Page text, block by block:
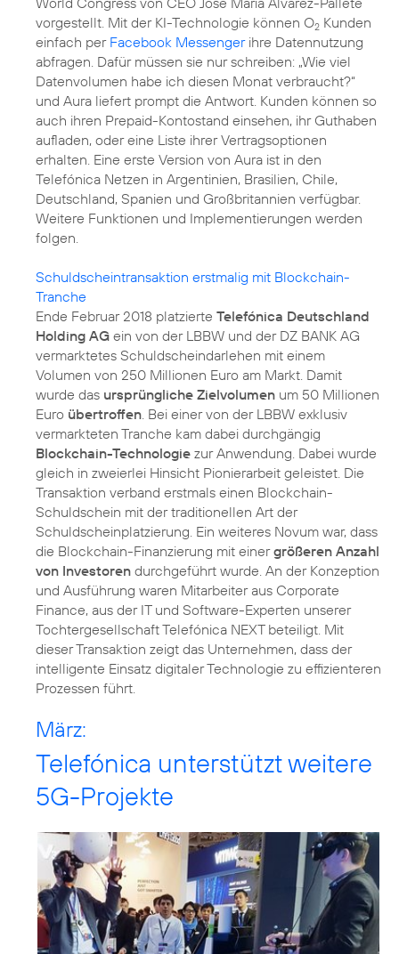
vorgestellt. Mit der KI-Technologie können O2 Kunden
einfach per Facebook Messengerihre Datennutzung
abfragen. Dafür müssen sie nur schreiben: „Wie viel
Datenvolumen habe ich diesen Monat verbraucht?“
und Aura liefert prompt die Antwort. Kunden können so
auch ihren Prepaid-Kontostand einsehen, ihr Guthaben
aufladen, oder eine Liste ihrer Vertragsoptionen
erhalten. Eine erste Version von Aura ist in den
Telefónica Netzen in Argentinien, Brasilien, Chile,
Deutschland, Spanien und Großbritannien verfügbar.
Weitere Funktionen und Implementierungen werden
folgen.
Schuldscheintransaktion erstmalig mit Blockchain-
Tranche
Ende Februar 2018 platzierte Telefónica Deutschland
Holding AG ein von der LBBW und der DZ BANK AG
vermarktetes Schuldscheindarlehen mit einem
Volumen von 250 Millionen Euro am Markt. Damit
wurde das ursprüngliche Zielvolumen um 50 Millionen
Euro übertroffen. Bei einer von der LBBW exklusiv
vermarkteten Tranche kam dabei durchgängig
Blockchain-Technologie zur Anwendung. Dabei wurde
gleich in zweierlei Hinsicht Pionierarbeit geleistet. Die
Transaktion verband erstmals einen Blockchain-
Schuldschein mit der traditionellen Art der
Schuldscheinplatzierung. Ein weiteres Novum war, dass
die Blockchain-Finanzierung mit einergrößeren Anzahl
von Investoren durchgeführt wurde. An der Konzeption
und Ausführung waren Mitarbeiter aus Corporate
Finance, aus der IT und Software-Experten unserer
Tochtergesellschaft Telefónica NEXT beteiligt. Mit
dieser Transaktion zeigt das Unternehmen, dass der
intelligente Einsatz digitaler Technologie zu effizienteren
Prozessen führt.
März:
Telefónica unterstützt weitere
5G-Projekte